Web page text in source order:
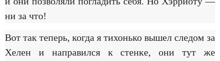
ни за что!
Вот так теперь, когда я тихонько вышел следом за
Хелен и направился к стенке, они тут же